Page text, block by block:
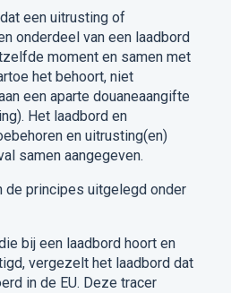
dat een uitrusting of
onderdeel van een laadbord
moment en samen met
het behoort, niet
een aparte douaneaangifte
Het laadbord en
en uitrusting(en)
samen aangegeven.
de principes uitgelegd onder
bij een laadbord hoort en
, vergezelt het laadbord dat
in de EU. Deze tracer